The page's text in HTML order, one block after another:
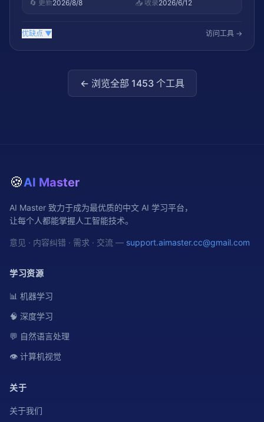
🔄 更新2026/8/8 📥 收录2026/6/12
优缺点 ▼ 访问工具 →
← 浏览全部 1453个工具
🍪AI Master
AI Master 致力于成为最优质的中文 AI 学习平台，
让每个人都能掌握人工智能技术。
意见 · 内容纠错 · 需求 · 交流 — support.aimaster.cc@gmail.com
学习资源
📊 机器学习
🧠 深度学习
💬 自然语言处理
👁️ 计算机视觉
关于
关于我们